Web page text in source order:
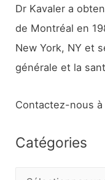
Dr Kavaler a
de Montréal en
New York, NY et
générale et la
Contactez-nous à
Catégories